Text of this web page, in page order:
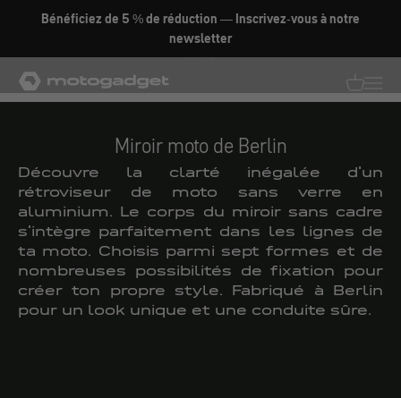
Aller au contenu
Fabriqué en Allemagne
motogadget GmbH
Miroir
Miroir moto de Berlin
Découvre la clarté inégalée d'un
rétroviseur de moto sans verre en
aluminium. Le corps du miroir sans cadre
s'intègre parfaitement dans les lignes de
ta moto. Choisis parmi sept formes et de
nombreuses possibilités de fixation pour
créer ton propre style. Fabriqué à Berlin
pour un look unique et une conduite sûre.